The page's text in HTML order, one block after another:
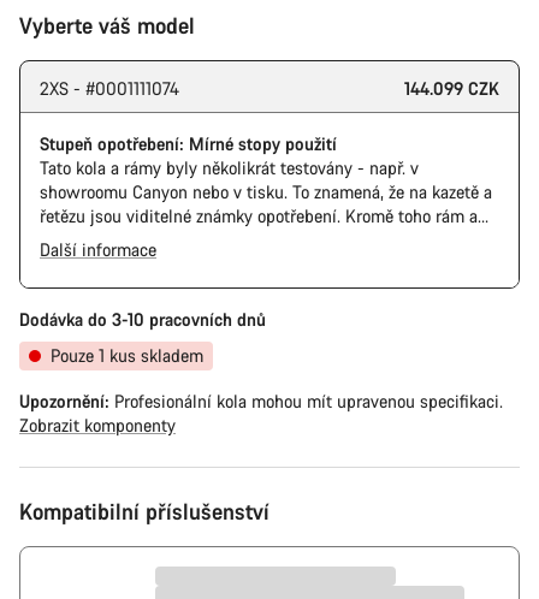
Vyberte váš model
2XS - #0001111074 144.099 CZK
Stupeň opotřebení: Mírné stopy použití
Tato kola a rámy byly několikrát testovány - např. v
showroomu Canyon nebo v tisku. To znamená, že na kazetě a
řetězu jsou viditelné známky opotřebení. Kromě toho rám a
komponenty mohou mít škrábance, poškození laku a barevné
odchylky. Všechny součásti však fungují perfektně.
Další informace
Dodávka do 3-10 pracovních dnů
Pouze 1 kus skladem
Upozornění: Profesionální kola mohou mít upravenou specifikaci.
Zobrazit komponenty
Kompatibilní příslušenství